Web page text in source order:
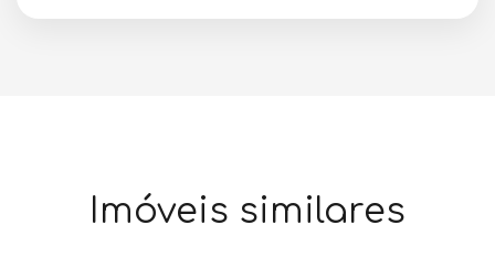
Imóveis similares